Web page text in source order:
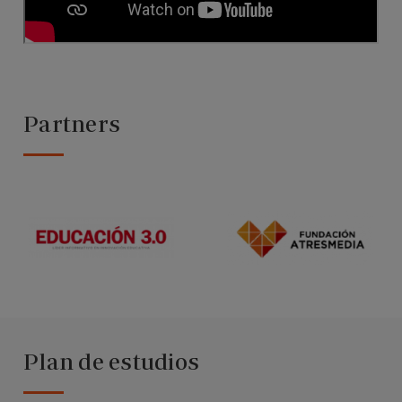
Partners
Plan de estudios